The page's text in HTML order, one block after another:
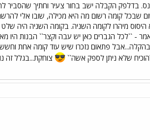
בדלפק הקבלה ישב בחור צעיר וחתיך שהסביר
שבכל קומה רשום מה היא מכילה, שובו אלי
מיהרו לקומה השניה. בקומה השניה היה
- ``לכל הגברים כאן יש עבה וקצר`` הבנות היו
בהקלה...אבל פתאום נזכרו שיש עוד קומה אחת
שלא ניתן לספק אשה``
צוחקת...בגלל זה